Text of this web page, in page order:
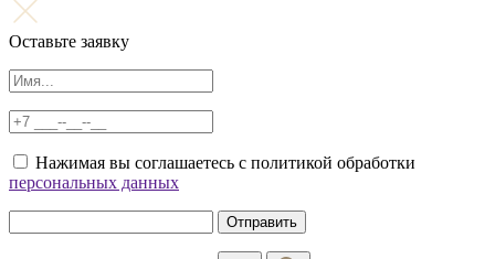
Оставьте заявку
Нажимая вы соглашаетесь с политикой обработки
персональных данных